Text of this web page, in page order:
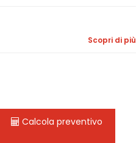
Scopri di più
Calcola preventivo